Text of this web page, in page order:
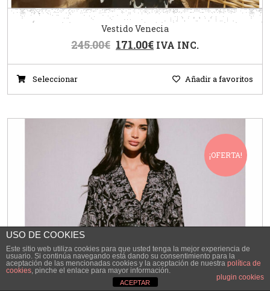
Vestido Venecia
245.00€ 171.00€ IVA INC.
Seleccionar Añadir a favoritos
¡OFERTA!
USO DE COOKIES
Este sitio web utiliza cookies para que usted tenga la mejor experiencia de
usuario. Si continúa navegando está dando su consentimiento para la
aceptación de las mencionadas cookies y la aceptación de nuestra política de
cookies, pinche el enlace para mayor información.
plugin cookies
ACEPTAR